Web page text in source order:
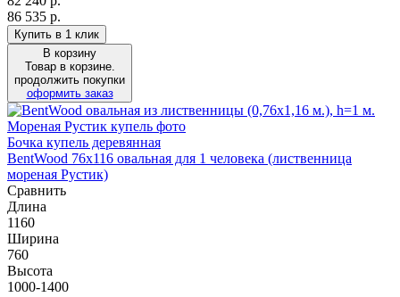
86 535 р.
Купить в 1 клик
В корзину
Товар в корзине.
продолжить покупки
оформить заказ
Бочка купель деревянная
BentWood 76х116 овальная для 1 человека (лиственница
мореная Рустик)
Сравнить
Длина
1160
Ширина
760
Высота
1000-1400